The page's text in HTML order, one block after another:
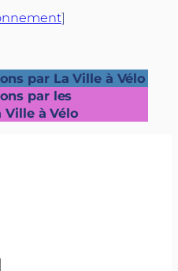
]
par La Ville à Vélo
par les
Ville à Vélo